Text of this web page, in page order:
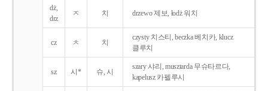
dż,
drz
ㅈ 치 drzewo 제보, łodż 워치
cz ㅊ 치
czysty 치스티, beczka 베치카, klucz
클루치
sz 시* 슈, 시
szary 샤리, musztarda 무슈타르다,
kapelusz 카펠루시